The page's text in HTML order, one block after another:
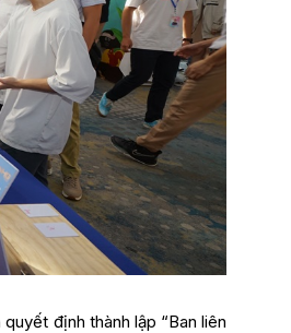
định thành lập “Ban liên